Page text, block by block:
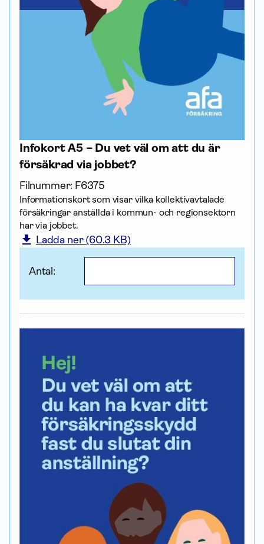
Infokort A5 – Du vet väl om att du är
försäkrad via jobbet?
Filnummer: F6375
Informationskort som visar vilka kollektiv­avtalade
försäk­ringar anställda i kommun- och regionsektorn
har via jobbet.
Ladda ner (60.3 KB)
Antal: